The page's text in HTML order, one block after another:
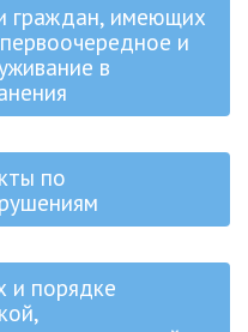
граждан, имеющих
и
в
по
и порядке